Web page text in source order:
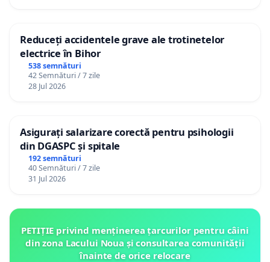
Reduceți accidentele grave ale trotinetelor
electrice în Bihor
538 semnături
42 Semnături / 7 zile
28 Jul 2026
Asigurați salarizare corectă pentru psihologii
din DGASPC și spitale
192 semnături
40 Semnături / 7 zile
31 Jul 2026
PETIȚIE privind menținerea țarcurilor pentru câini
din zona Lacului Noua și consultarea comunității
înainte de orice relocare